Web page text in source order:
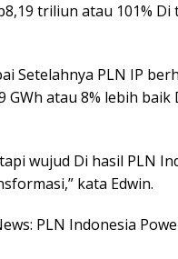
triliun atau 101% Di
Setelahnya PLN IP
atau 8% lebih baik
wujud Di hasil PLN
kata Edwin.
PLN Indonesia